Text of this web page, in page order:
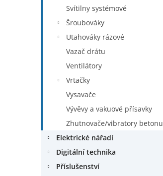
Svítilny systémové
Šroubováky
Utahováky rázové
Vazač drátu
Ventilátory
Vrtačky
Vysavače
Vývěvy a vakuové přísavky
Zhutnovače/vibratory betonu
Elektrické nářadí
Digitální technika
Příslušenství